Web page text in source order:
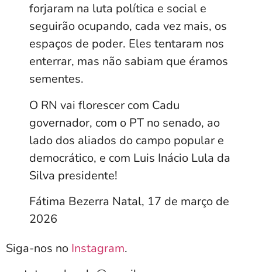
forjaram na luta política e social e
seguirão ocupando, cada vez mais, os
espaços de poder. Eles tentaram nos
enterrar, mas não sabiam que éramos
sementes.
O RN vai florescer com Cadu
governador, com o PT no senado, ao
lado dos aliados do campo popular e
democrático, e com Luis Inácio Lula da
Silva presidente!
Fátima Bezerra Natal, 17 de março de
2026
Siga-nos no Instagram.